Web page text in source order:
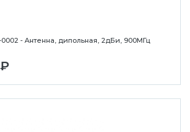
0002 - Антенна, дипольная, 2дБи, 900МГц